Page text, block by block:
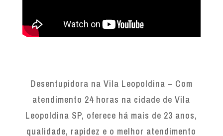
Desentupidora na Vila Leopoldina – Com
atendimento 24 horas na cidade de Vila
Leopoldina SP, oferece há mais de 23 anos,
qualidade, rapidez e o melhor atendimento